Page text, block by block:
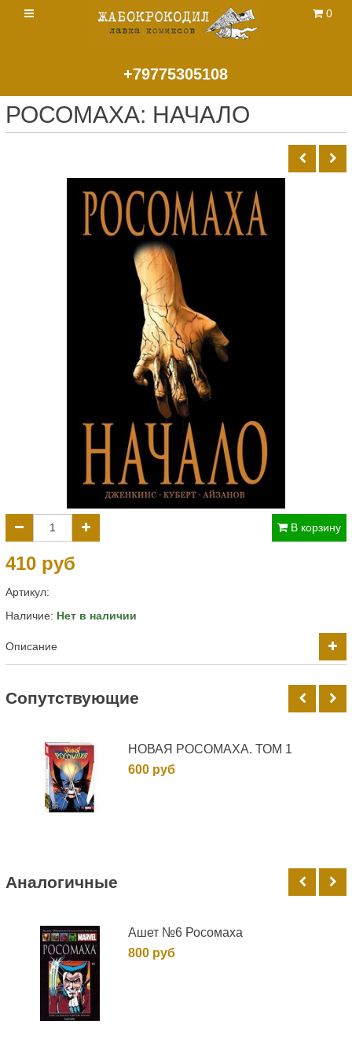
+79775305108
0
РОСОМАХА: НАЧАЛО
В корзину
410 руб
Артикул:
Наличие: Нет в наличии
Описание
Cопутствующие
НОВАЯ РОСОМАХА. ТОМ 1
600 руб
Аналогичные
Ашет №6 Росомаха
800 руб